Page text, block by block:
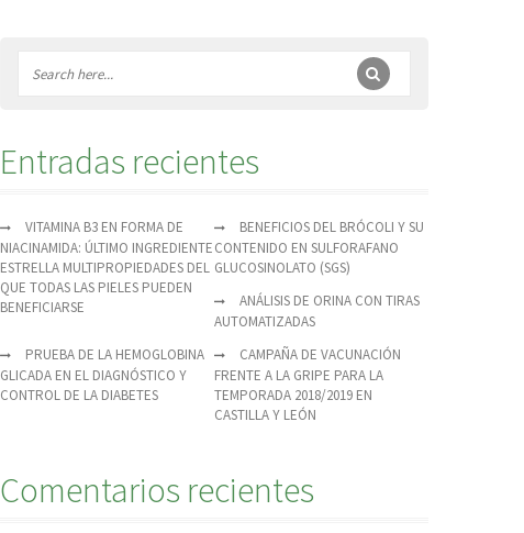
Entradas recientes
VITAMINA B3 EN FORMA DE
NIACINAMIDA: ÚLTIMO INGREDIENTE
ESTRELLA MULTIPROPIEDADES DEL
QUE TODAS LAS PIELES PUEDEN
BENEFICIARSE
BENEFICIOS DEL BRÓCOLI Y SU
CONTENIDO EN SULFORAFANO
GLUCOSINOLATO (SGS)
ANÁLISIS DE ORINA CON TIRAS
AUTOMATIZADAS
PRUEBA DE LA HEMOGLOBINA
GLICADA EN EL DIAGNÓSTICO Y
CONTROL DE LA DIABETES
CAMPAÑA DE VACUNACIÓN
FRENTE A LA GRIPE PARA LA
TEMPORADA 2018/2019 EN
CASTILLA Y LEÓN
Comentarios recientes